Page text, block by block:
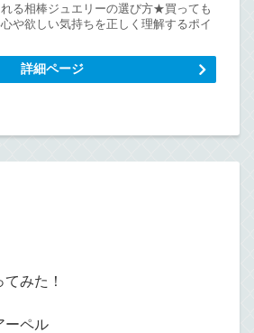
る相棒ジュエリーの選び方★買っても
や欲しい気持ちを正しく理解するポイ
詳細ページ
みた！
ーペル